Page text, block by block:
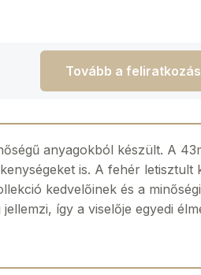
Tovább a
anyagokból készült. A
is. A fehér letisztult
kedvelőinek és a minőségi
így a viselője egyedi